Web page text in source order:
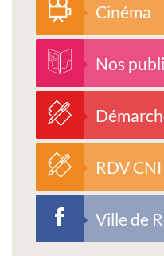
Cinéma
Nos
RDV
Ville de